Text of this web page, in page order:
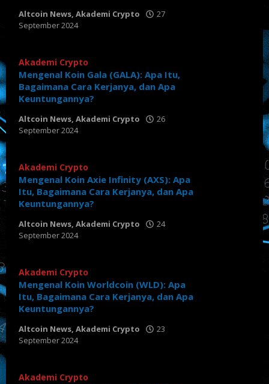
Altcoin News, Akademi Crypto
27
September 2024
Akademi Crypto
Mengenal Koin Gala (GALA): Apa Itu,
Bagaimana Cara Kerjanya, dan Apa
Keuntungannya?
Altcoin News, Akademi Crypto
26
September 2024
Akademi Crypto
Mengenal Koin Axie Infinity (AXS): Apa
Itu, Bagaimana Cara Kerjanya, dan Apa
Keuntungannya?
Altcoin News, Akademi Crypto
24
September 2024
Akademi Crypto
Mengenal Koin Worldcoin (WLD): Apa
Itu, Bagaimana Cara Kerjanya, dan Apa
Keuntungannya?
Altcoin News, Akademi Crypto
23
September 2024
Akademi Crypto